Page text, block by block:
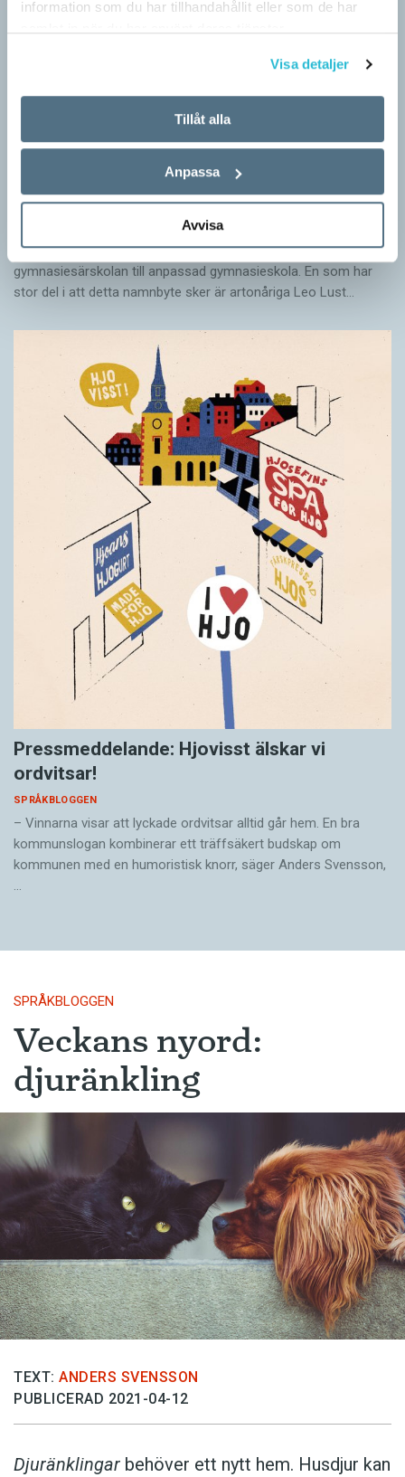
information som du har tillhandahållit eller som de har
Visa detaljer
Tillåt alla
Anpassa
Avvisa
Särskolan byter namn
Grundsärskola byter namn till anpassad grundskola och
gymnasiesärskolan till anpassad gymnasieskola. En som har
stor del i att detta namnbyte sker är artonåriga Leo Lust…
Pressmeddelande: Hjovisst älskar vi
ordvitsar!
SPRÅKBLOGGEN
– Vinnarna visar att lyckade ordvitsar alltid går hem. En bra
kommunslogan kombinerar ett träffsäkert budskap om
kommunen med en humoristisk knorr, säger Anders Svensson,
…
SPRÅKBLOGGEN
Veckans nyord:
djuränkling
TEXT: ANDERS SVENSSON
PUBLICERAD 2021-04-12
Djuränklingar behöver ett nytt hem. Husdjur kan